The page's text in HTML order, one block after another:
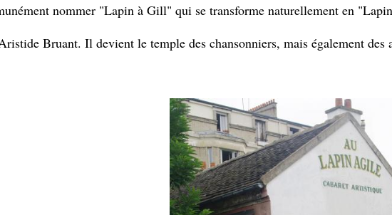
nommer "Lapin à Gill" qui se transforme naturellement en
Bruant. Il devient le temple des chansonniers, mais également